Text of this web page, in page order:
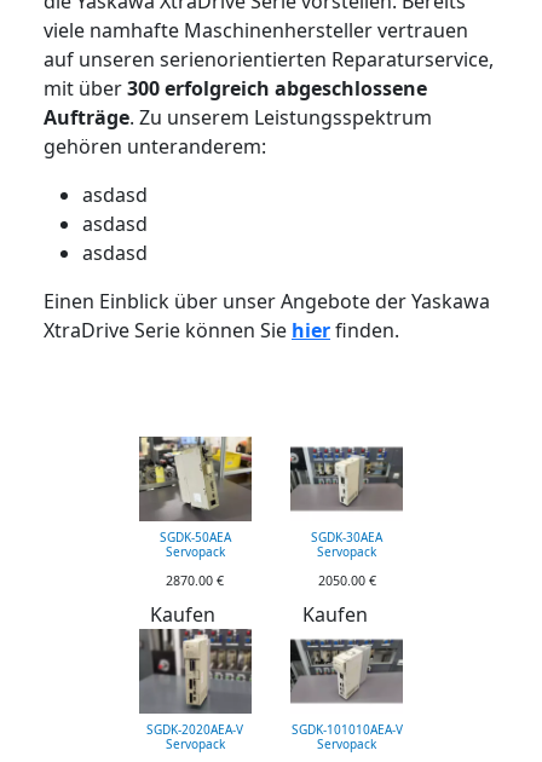
viele namhafte Maschinenhersteller vertrauen
auf unseren serienorientierten Reparaturservice,
mit über300 erfolgreich abgeschlossene
Aufträge. Zu unserem Leistungsspektrum
gehören unteranderem:
asdasd
asdasd
asdasd
Einen Einblick über unser Angebote der Yaskawa
XtraDrive Serie können Sie hierfinden.
SGDK-50AEA
Servopack
2870.00 €
Kaufen
SGDK-30AEA
Servopack
2050.00 €
Kaufen
SGDK-2020AEA-V
Servopack
SGDK-101010AEA-V
Servopack